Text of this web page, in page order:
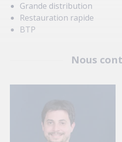
Grande distribution
Restauration rapide
BTP
Nous